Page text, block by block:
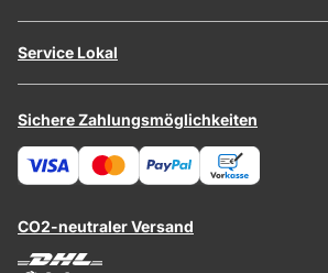
Service Lokal
Sichere Zahlungsmöglichkeiten
CO2-neutraler Versand